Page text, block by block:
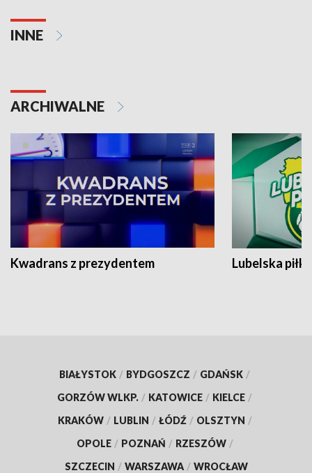
INNE
ARCHIWALNE
Kwadrans z prezydentem Lubelska piłka
BIAŁYSTOK / BYDGOSZCZ / GDAŃSK /
GORZÓW WLKP. / KATOWICE / KIELCE /
KRAKÓW / LUBLIN / ŁÓDŹ / OLSZTYN /
OPOLE / POZNAŃ / RZESZÓW /
SZCZECIN / WARSZAWA / WROCŁAW